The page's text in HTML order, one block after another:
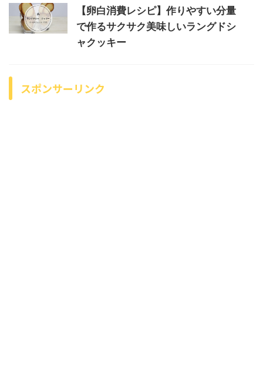
【卵白消費レシピ】作りやすい分量
で作るサクサク美味しいラングドシ
ャクッキー
スポンサーリンク